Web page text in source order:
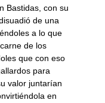
Bastidas, con su
de una
a lo que
de los
que con eso
para
valor juntarían
en